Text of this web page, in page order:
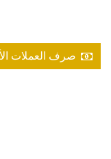
صرف العملات